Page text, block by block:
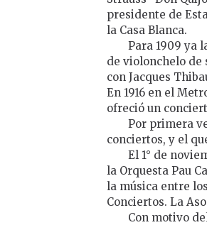
presidente de
la Casa Blanca.
Para 1909 ya
de violonchelo de
con Jacques
En 1916 en el
ofreció un
Por primera
conciertos, y el
El 1° de
la Orquesta Pau
la música entre
Conciertos. La
Con motivo